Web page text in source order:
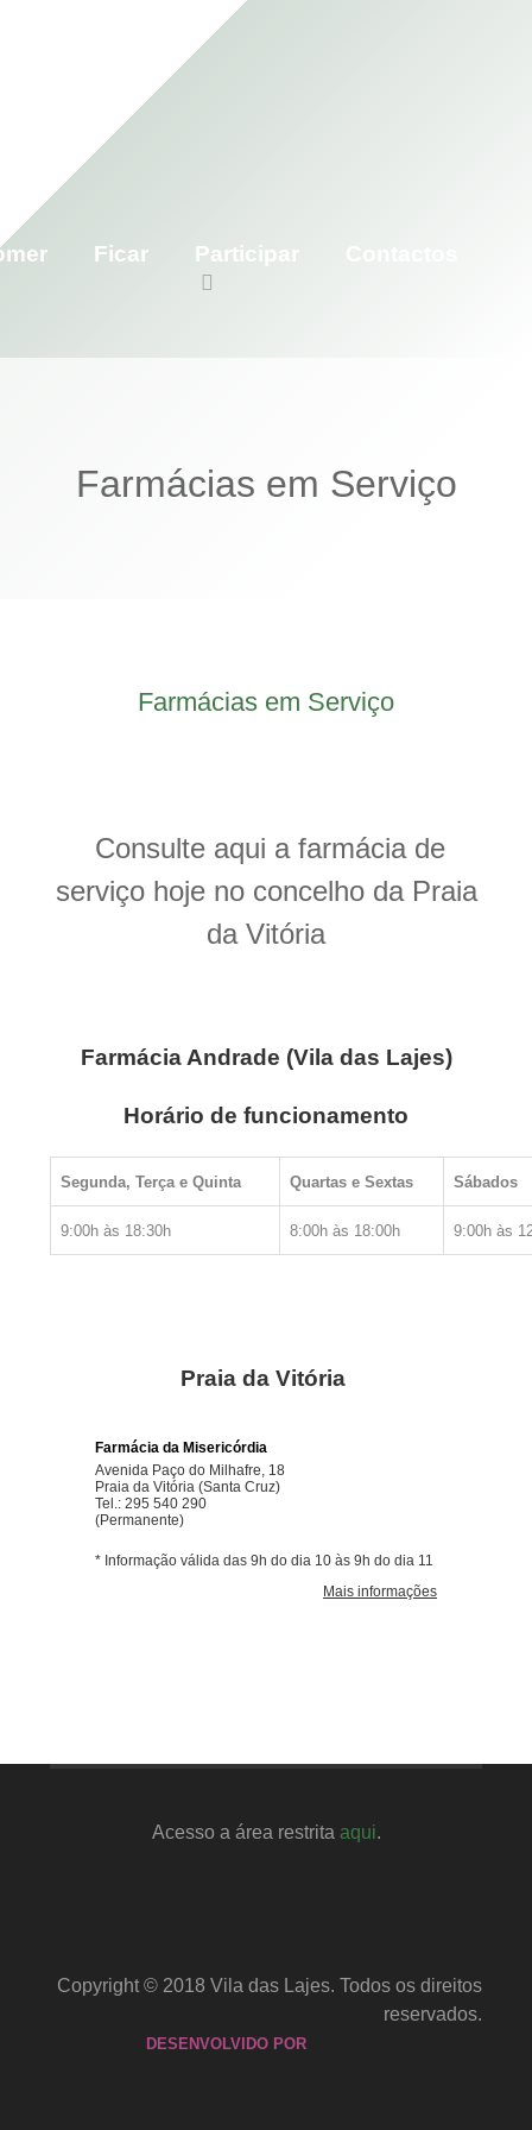
Ficar Participar
Farmácias em Serviço
Farmácias em Serviço
Consulte aqui a farmácia de
serviço hoje no concelho da Praia
da Vitória
Farmácia Andrade (Vila das Lajes)
Horário de funcionamento
Segunda, Terça e Quinta Quartas e Sextas Sábados
9:00h às 18:30h 8:00h às 18:00h 9:00h às
Praia da Vitória
Acesso a área restrita aqui.
Copyright © 2018 Vila das Lajes. Todos os direitos
reservados.
DESENVOLVIDO POR